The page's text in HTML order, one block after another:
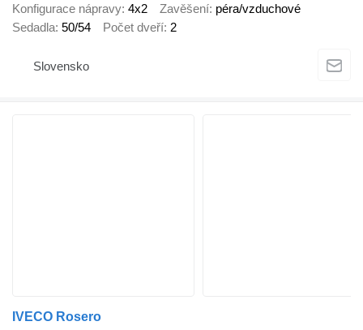
Konfigurace nápravy 4x2 Zavěšení péra/vzduchové
Sedadla 50/54 Počet dveří 2
Slovensko
IVECO Rosero